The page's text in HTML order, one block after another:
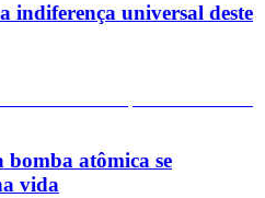
indiferença universal deste
bomba atômica se
vida